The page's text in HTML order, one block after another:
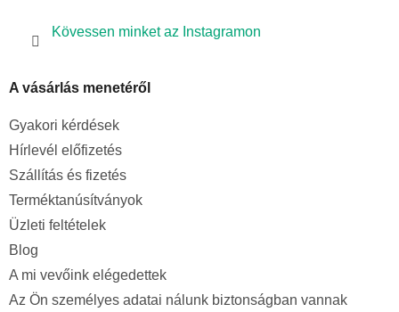
Kövessen minket az Instagramon
A vásárlás menetéről
Gyakori kérdések
Hírlevél előfizetés
Szállítás és fizetés
Terméktanúsítványok
Üzleti feltételek
Blog
A mi vevőink elégedettek
Az Ön személyes adatai nálunk biztonságban vannak